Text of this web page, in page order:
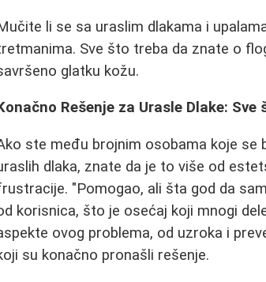
li se sa uraslim dlakama i
Sve što treba da znate o
glatku kožu.
Rešenje za Urasle Dlake:
ste među brojnim osobama koje se
dlaka, znate da je to više od
"Pomogao, ali šta god da
korisnica, što je osećaj koji mnogi
ovog problema, od uzroka i
su konačno pronašli rešenje.